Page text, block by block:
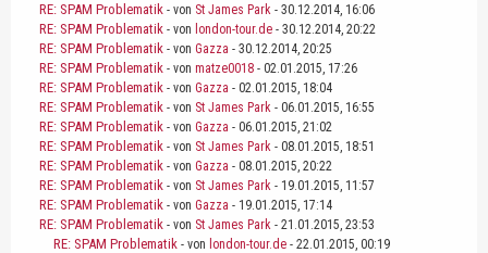
RE: SPAM Problematik - von St James Park - 30.12.2014, 16:06
RE: SPAM Problematik - von london-tour.de - 30.12.2014, 20:22
RE: SPAM Problematik - von Gazza - 30.12.2014, 20:25
RE: SPAM Problematik - von matze0018 - 02.01.2015, 17:26
RE: SPAM Problematik - von Gazza - 02.01.2015, 18:04
RE: SPAM Problematik - von St James Park - 06.01.2015, 16:55
RE: SPAM Problematik - von Gazza - 06.01.2015, 21:02
RE: SPAM Problematik - von St James Park - 08.01.2015, 18:51
RE: SPAM Problematik - von Gazza - 08.01.2015, 20:22
RE: SPAM Problematik - von St James Park - 19.01.2015, 11:57
RE: SPAM Problematik - von Gazza - 19.01.2015, 17:14
RE: SPAM Problematik - von St James Park - 21.01.2015, 23:53
RE: SPAM Problematik - von london-tour.de - 22.01.2015, 00:19